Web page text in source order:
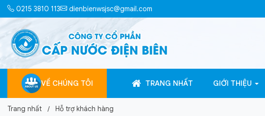
0215 3810 113 dienbienwsjsc@gmail.com
VỀ CHÚNG TÔI TRANG NHẤT GIỚI THIỆU
Trang nhất Hỗ trợ khách hàng